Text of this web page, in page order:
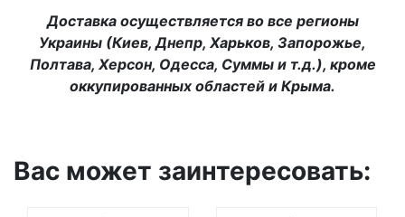
Доставка осуществляется во все регионы
Украины (Киев, Днепр, Харьков, Запорожье,
Полтава, Херсон, Одесса, Суммы и т.д.), кроме
оккупированных областей и Крыма.
Вас может заинтересовать: